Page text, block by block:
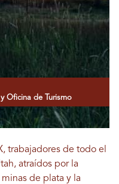
Oficina de Turismo
trabajadores de todo el
atraídos por la
minas de plata y la